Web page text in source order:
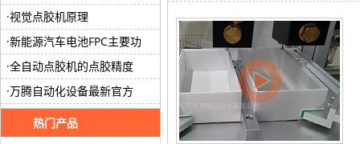
视觉点胶机原理
新能源汽车电池FPC主要功
全自动点胶机的点胶精度
万腾自动化设备最新官方
热门产品